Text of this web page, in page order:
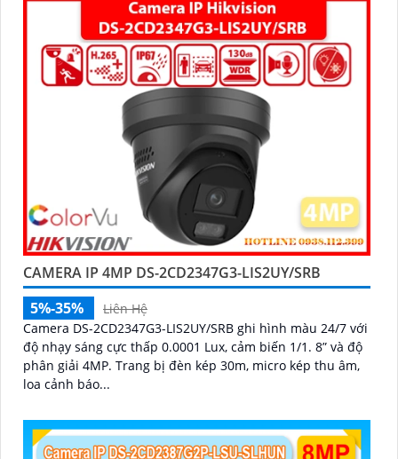
CAMERA IP 4MP DS-2CD2347G3-LIS2UY/SRB
5%-35%
Liên Hệ
Camera DS-2CD2347G3-LIS2UY/SRB ghi hình màu 24/7 với
độ nhạy sáng cực thấp 0.0001 Lux, cảm biến 1/1. 8” và độ
phân giải 4MP. Trang bị đèn kép 30m, micro kép thu âm,
loa cảnh báo...